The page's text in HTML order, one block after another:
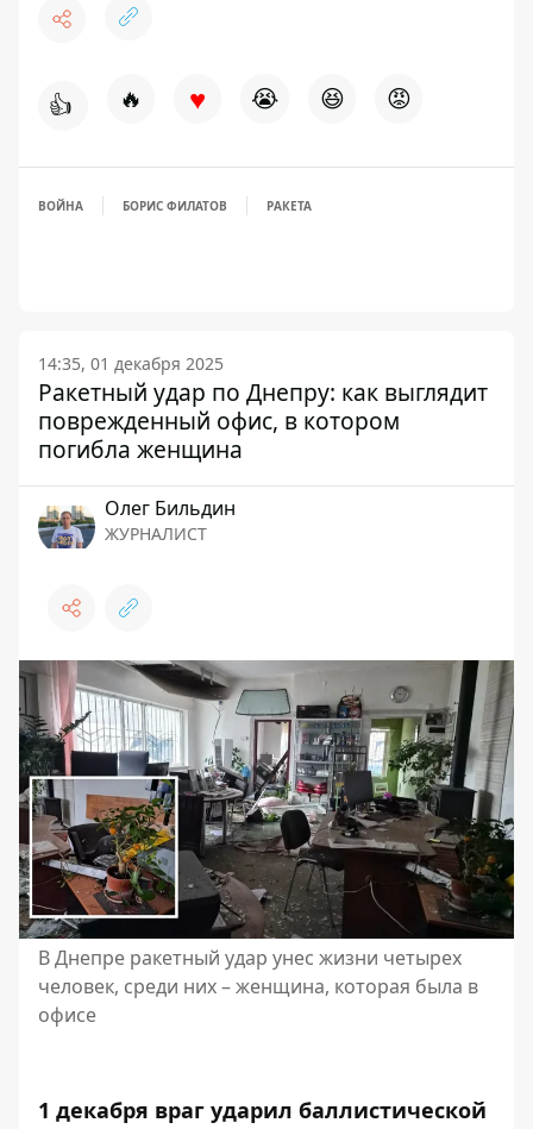
👍 🔥 ♥ 😭 😆 😡
ВОЙНА БОРИС ФИЛАТОВ РАКЕТА
14:35, 01 декабря 2025
Ракетный удар по Днепру: как выглядит
поврежденный офис, в котором
погибла женщина
Олег Бильдин
ЖУРНАЛИСТ
В Днепре ракетный удар унес жизни четырех
человек, среди них – женщина, которая была в
офисе
1 декабря враг ударил баллистической